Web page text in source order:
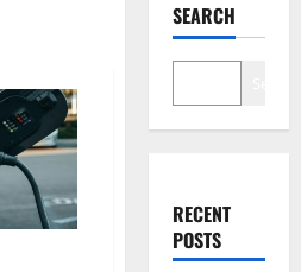
SEARCH
RECENT
POSTS